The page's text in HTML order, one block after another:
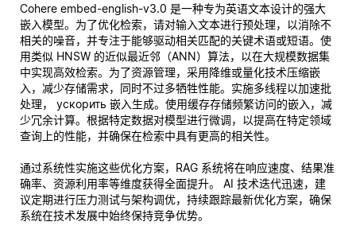
Cohere embed-english-v3.0 是一种专为英语文本设计的强大
嵌入模型。为了优化检索，请对输入文本进行预处理，以消除不
相关的噪音，并专注于能够驱动相关匹配的关键术语或短语。使
用类似 HNSW 的近似最近邻（ANN）算法，以在大规模数据集
中实现高效检索。为了资源管理，采用降维或量化技术压缩嵌
入，减少存储需求，同时不过多牺牲性能。实施多线程以加速批
处理， ускорить 嵌入生成。使用缓存存储频繁访问的嵌入，减
少冗余计算。根据特定数据对模型进行微调，以提高在特定领域
查询上的性能，并确保在检索中具有更高的相关性。
通过系统性实施这些优化方案，RAG 系统将在响应速度、结果准
确率、资源利用率等维度获得全面提升。 AI 技术迭代迅速，建
议定期进行压力测试与架构调优，持续跟踪最新优化方案，确保
系统在技术发展中始终保持竞争优势。